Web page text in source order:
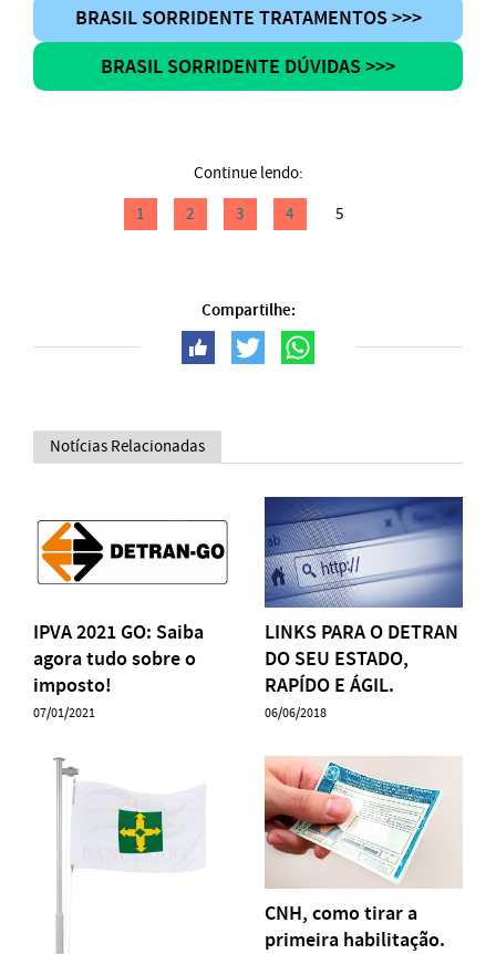
BRASIL SORRIDENTE TRATAMENTOS >>>
BRASIL SORRIDENTE DÚVIDAS >>>
Continue lendo:
1
2 3 4 5
Compartilhe:
Notícias Relacionadas
IPVA 2021 GO: Saiba
agora tudo sobre o
imposto!
07/01/2021
LINKS PARA O DETRAN
DO SEU ESTADO,
RAPÍDO E ÁGIL.
06/06/2018
CNH, como tirar a
primeira habilitação.